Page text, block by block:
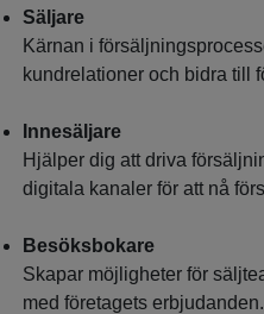
Säljare
Kärnan i
kundrelationer och bidra till
Innesäljare
Hjälper dig att driva
digitala kanaler för att nå
Besöksbokare
Skapar möjligheter för
med företagets erbjudanden.